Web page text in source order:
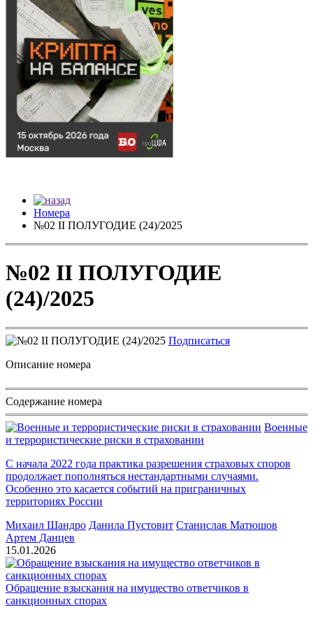
Номера
№02 II ПОЛУГОДИЕ (24)/2025
№02 II ПОЛУГОДИЕ
(24)/2025
Подписаться
Описание номера
Содержание номера
Военные
и террористические риски в страховании
С начала 2022 года практика разрешения страховых споров
продолжает пополняться нестандартными случаями.
Особенно это касается событий на приграничных
территориях России
Михаил Шандро Данила Пустовит Станислав Матюшов
Артем Данцев
15.01.2026
Обращение взыскания на имущество ответчиков в
санкционных спорах